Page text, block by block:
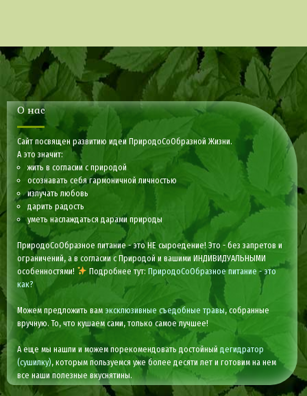
О нас
Сайт посвящен развитию идеи ПриродоСоОбразной Жизни.
А это значит:
жить в согласии с природой
осознавать себя гармоничной личностью
излучать любовь
дарить радость
уметь наслаждаться дарами природы
ПриродоСоОбразное питание - это НЕ сыроедение! Это - без запретов и
ограничений, а в согласии с Природой и вашими ИНДИВИДУАЛЬНЫМИ
особенностями!
Подробнее тут: ПриродоСоОбразное питание - это
как?
Можем предложить вам эксклюзивные съедобные травы, собранные
вручную. То, что кушаем сами, только самое лучшее!
А еще мы нашли и можем порекомендовать достойныйдегидратор
(сушилку), которым пользуемся уже более десяти лет и готовим на нем
все наши полезные вкуснятины.